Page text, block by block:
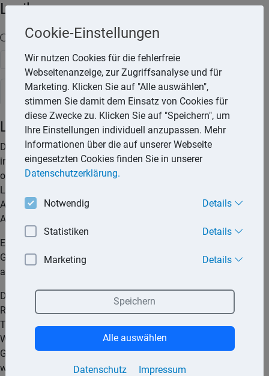
Lexika
Volltext-Suche in den Lexika
Suchen
Steuerlexikon
Lohnsteuer-Nachschau
Die Lohnsteuer-Nachschau gibt es seit 2013. Sie ist geregelt
in § 42g EStG und dient der Sicherstellung einer
ordnungsgemäßen Einbehaltung und Abführung der
Lohnsteuer, des Solidaritätszuschlags und der Kirchensteuer.
Auch mögliche Pflichtbeiträge zu einer Arbeits- oder
Arbeitnehmerkammer werden überprüft.
Eine Lohnsteuer-Nachschau findet während der üblichen
Geschäfts- und Arbeitszeiten statt und muss nicht
angekündigt werden.
Die mit der Nachschau Beauftragten dürfen Grundstücke und
Räume von Personen, die eine gewerbliche oder berufliche
Tätigkeit ausüben, betreten. Wohnräume dürfen gegen den
Willen des Inhabers jedoch nur zur Verhütung dringender
Gefahren für die öffentliche Sicherheit und Ordnung betreten
werden.
Cookie-Einstellungen
Wir nutzen Cookies für die fehlerfreie
Webseitenanzeige, zur Zugriffsanalyse und für
Marketing. Klicken Sie auf "Alle auswählen",
stimmen Sie damit dem Einsatz von Cookies für
diese Zwecke zu. Klicken Sie auf "Speichern", um
Ihre Einstellungen individuell anzupassen. Mehr
Informationen über die auf unserer Webseite
eingesetzten Cookies finden Sie in unserer
Datenschutzerklärung.
Notwendig Details
Statistiken Details
Marketing Details
Datenschutz Impressum
Speichern
Alle auswählen